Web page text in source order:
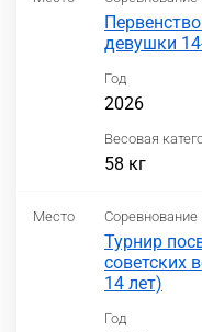
девушки
Год
2026
Весовая
58 кг
Место Соревнование
Турнир
советских
14 лет)
Год